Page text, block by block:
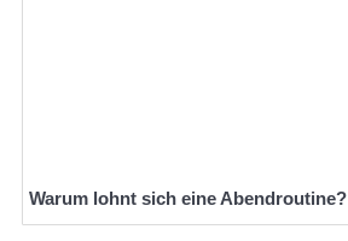
Warum lohnt sich eine Abendroutine?